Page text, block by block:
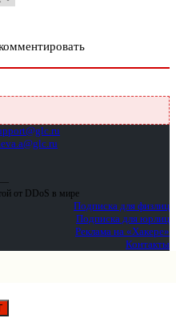
—
от DDoS в мире
Подписка для физлиц
Подписка для юрлиц
Реклама на «Хакере»
Контакты